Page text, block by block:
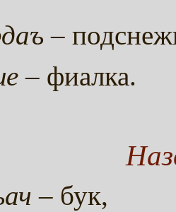
–
– фиалка.
– бук,